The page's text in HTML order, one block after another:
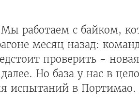
работаем с байком,
месяц назад:
проверить -
Но база у нас в
испытаний в Портимао.